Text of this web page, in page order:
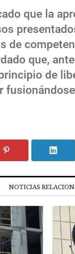
que la
de
que,
de
NOTICIAS